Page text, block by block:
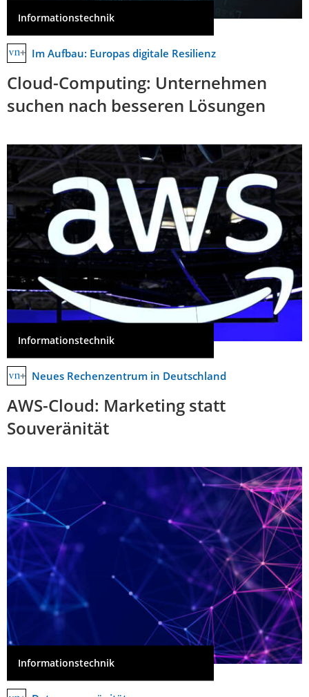
Informationstechnik
Im Aufbau: Europas digitale Resilienz
Cloud-Computing: Unternehmen
suchen nach besseren Lösungen
Informationstechnik
Neues Rechenzentrum in Deutschland
AWS-Cloud: Marketing statt
Souveränität
Informationstechnik